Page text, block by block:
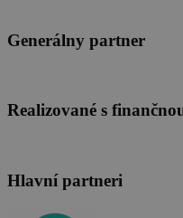
Generálny partner
Realizované s
Hlavní partneri